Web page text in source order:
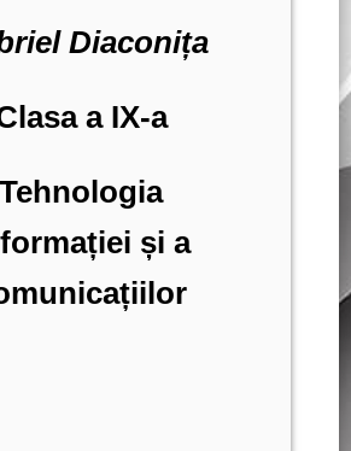
Diaconița
a IX-a
Tehnologia
și a